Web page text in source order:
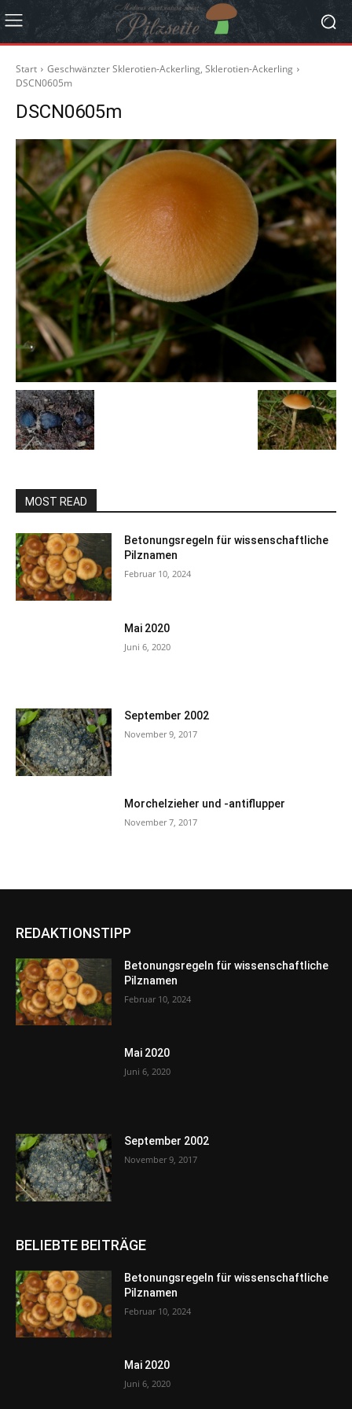
Start
Geschwänzter Sklerotien-Ackerling, Sklerotien-Ackerling
DSCN0605m
DSCN0605m
MOST READ
Betonungsregeln für wissenschaftliche
Pilznamen
Februar 10, 2024
Mai 2020
Juni 6, 2020
September 2002
November 9, 2017
Morchelzieher und -antiflupper
November 7, 2017
REDAKTIONSTIPP
Betonungsregeln für wissenschaftliche
Pilznamen
Februar 10, 2024
Mai 2020
Juni 6, 2020
September 2002
November 9, 2017
BELIEBTE BEITRÄGE
Betonungsregeln für wissenschaftliche
Pilznamen
Februar 10, 2024
Mai 2020
Juni 6, 2020